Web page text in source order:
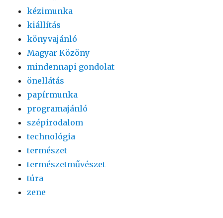
kézimunka
kiállítás
könyvajánló
Magyar Közöny
mindennapi gondolat
önellátás
papírmunka
programajánló
szépirodalom
technológia
természet
természetművészet
túra
zene